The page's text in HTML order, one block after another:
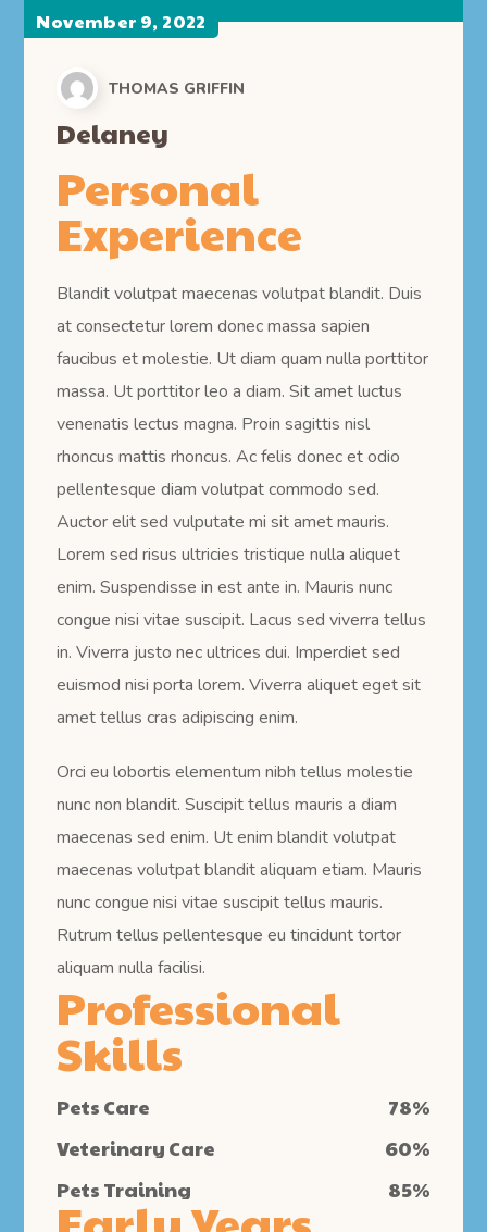
November 9, 2022
THOMAS GRIFFIN
Delaney
Personal
Experience
Blandit volutpat maecenas volutpat blandit. Duis
at consectetur lorem donec massa sapien
faucibus et molestie. Ut diam quam nulla porttitor
massa. Ut porttitor leo a diam. Sit amet luctus
venenatis lectus magna. Proin sagittis nisl
rhoncus mattis rhoncus. Ac felis donec et odio
pellentesque diam volutpat commodo sed.
Auctor elit sed vulputate mi sit amet mauris.
Lorem sed risus ultricies tristique nulla aliquet
enim. Suspendisse in est ante in. Mauris nunc
congue nisi vitae suscipit. Lacus sed viverra tellus
in. Viverra justo nec ultrices dui. Imperdiet sed
euismod nisi porta lorem. Viverra aliquet eget sit
amet tellus cras adipiscing enim.
Orci eu lobortis elementum nibh tellus molestie
nunc non blandit. Suscipit tellus mauris a diam
maecenas sed enim. Ut enim blandit volutpat
maecenas volutpat blandit aliquam etiam. Mauris
nunc congue nisi vitae suscipit tellus mauris.
Rutrum tellus pellentesque eu tincidunt tortor
aliquam nulla facilisi.
Professional
Skills
Pets Care 78%
Veterinary Care
60%
Pets Training
85%